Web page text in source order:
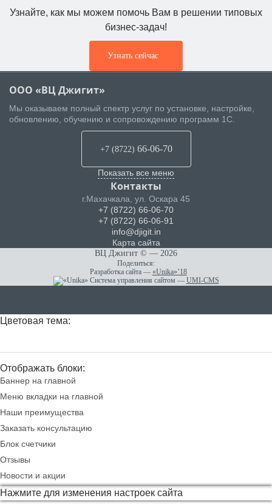
Узнайте, как мы можем помочь Вам в решении типовых
бизнес-задач!
Узнать сейчас
ООО «ВЦ Джигит»
Мы оказываем полный спектр услуг по установке, настройке,
обновлению, обучению и сопровождению программ 1С.
+7 (8722) 66-06-70
Показать все меню
Контакты
г.Махачкала ул. Оскара 45
+7 (8722) 66-06-70
+7 (8722) 66-06-91
info@djigit.in
Карта сайта
ВЦ Джигит © — 2026
Поделиться:
Разработка сайта— «Unika»’18
Система управления сайтом — UMI-CMS
Цветовая тема:
Отображать блоки:
Баннер на главной
Меню вкладки на главной
Наши преимущества
Заказать консультацию
Блок счетчики
Отзывы
Новости и акции
Нажмите для изменения настроек сайта